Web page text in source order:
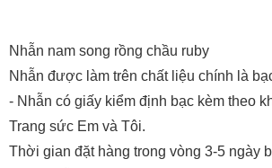
Nhẫn nam song rồng chầu ruby
Nhẫn được làm trên chất liệu chính là
- Nhẫn có giấy kiểm định bạc kèm theo
Trang sức Em và Tôi.
Thời gian đặt hàng trong vòng 3-5 ngày